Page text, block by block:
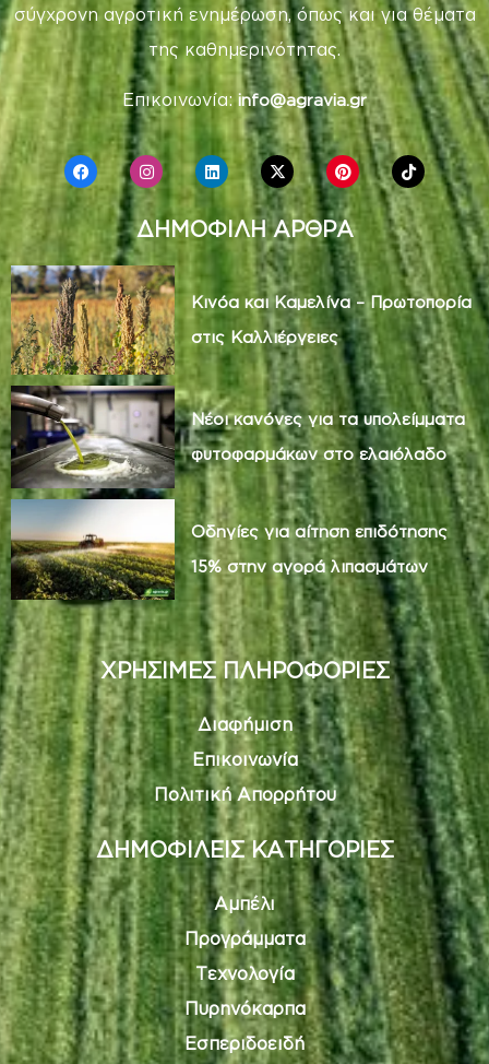
σύγχρονη αγροτική ενημέρωση, όπως και για θέματα
της καθημερινότητας.
Επικοινωνία: info@agravia.gr
ΔΗΜΟΦΙΛΗ ΑΡΘΡΑ
Κινόα και Καμελίνα – Πρωτοπορία
στις Καλλιέργειες
Νέοι κανόνες για τα υπολείμματα
φυτοφαρμάκων στο ελαιόλαδο
Οδηγίες για αίτηση επιδότησης
15% στην αγορά λιπασμάτων
ΧΡΗΣΙΜΕΣ ΠΛΗΡΟΦΟΡΙΕΣ
Διαφήμιση
Επικοινωνία
Πολιτική Απορρήτου
ΔΗΜΟΦΙΛΕΙΣ ΚΑΤΗΓΟΡΙΕΣ
Αμπέλι
Προγράμματα
Τεχνολογία
Πυρηνόκαρπα
Εσπεριδοειδή